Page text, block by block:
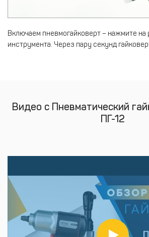
Включаем пневмогайковерт – нажмите на
инструмента. Через пару секунд
Видео с Пневматический
ПГ-12